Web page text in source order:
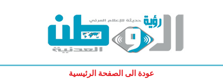
عودة الى الصفحة الرئيسية